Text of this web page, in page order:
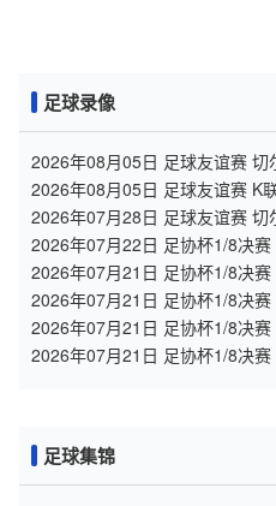
足球录像
2026年08月05日 足球友谊赛 切
2026年08月05日 足球友谊赛 K
2026年07月28日 足球友谊赛
2026年07月22日 足协杯1/8决
场录像
2026年07月21日 足协杯1/8决
录像
2026年07月21日 足协杯1/8决
2026年07月21日 足协杯1/8决
像
2026年07月21日 足协杯1/8决
足球集锦